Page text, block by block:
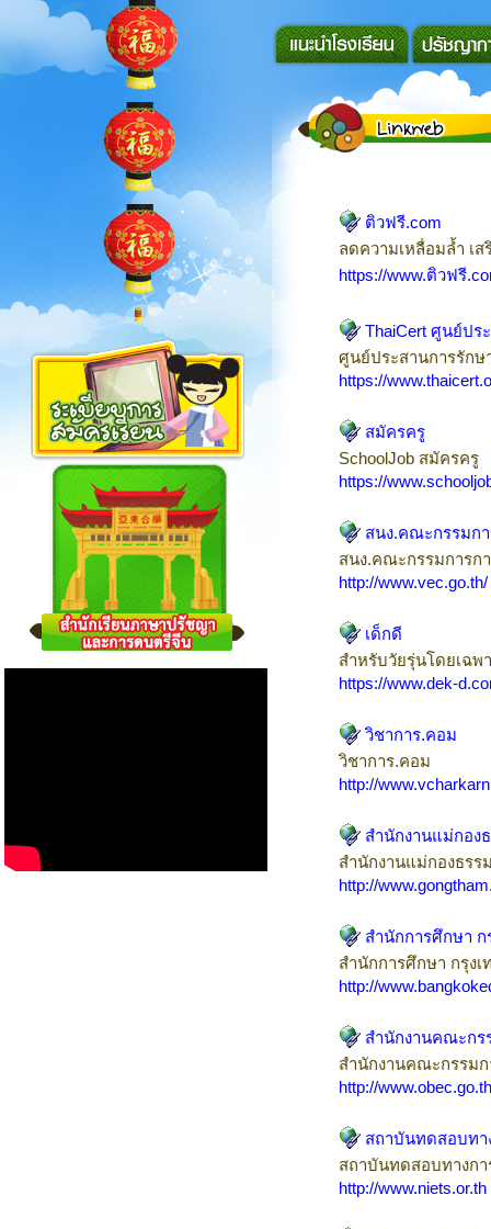
ติวฟรี.com
ลดความเหลื่อมล้ำ เส
https://www.ติวฟรี
ThaiCert ศูนย์ปร
ศูนย์ประสานการรักษ
https://
สมัครครู
SchoolJob สมัครครู
https://
สนง.คณะกรรมกา
สนง.คณะกรรมการก
http://www.vec.go.th/
เด็กดี
สำหรับวัยรุ่นโดยเฉพ
https://www.dek-
วิชาการ.คอม
วิชาการ.คอม
http://
สำนักงานแม่กอง
สำนักงานแม่กองธรร
http://
สำนักการศึกษา ก
สำนักการศึกษา กรุง
http://
สำนักงานคณะกร
สำนักงานคณะกรรม
http://www.obec.go.th
สถาบันทดสอบทา
สถาบันทดสอบทางก
http://www.niets.or.th